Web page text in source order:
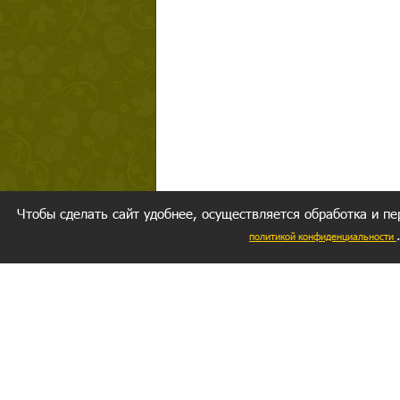
Чтобы сделать сайт удобнее, осуществляется обработка и
политикой конфиденциальности